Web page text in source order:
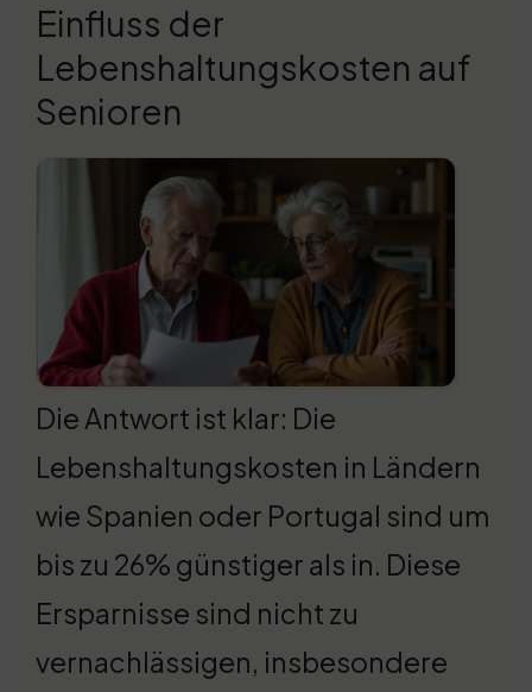
Einfluss der
Lebenshaltungskosten auf
Senioren
Die Antwort ist klar: Die
Lebenshaltungskosten in Ländern
wie Spanien oder Portugal sind um
bis zu 26% günstiger als in. Diese
Ersparnisse sind nicht zu
vernachlässigen, insbesondere